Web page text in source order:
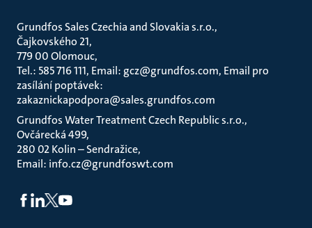
Grundfos Sales Czechia and Slovakia s.r.o.
Čajkovského 21
779 00 Olomouc
Tel.: 585 716 111, Email: gcz@grundfos.com, Email pro
zasílání poptávek:
zakaznickapodpora@sales.grundfos.com
Grundfos Water Treatment Czech Republic s.r.o.
Ovčárecká 499
280 02 Kolin – Sendražice
Email: info.cz@grundfoswt.com